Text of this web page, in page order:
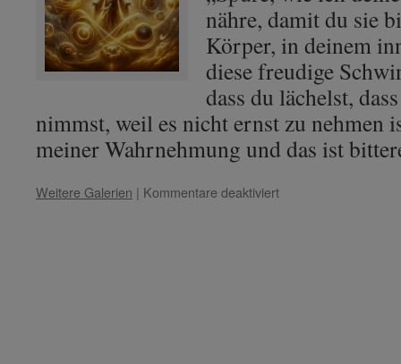
nähre, damit du sie
Körper, in deinem
diese freudige
dass du lächelst,
nimmst, weil es nicht ernst zu nehmen
meiner Wahrnehmung und das ist
Weitere Galerien | Kommentare deaktiviertfür